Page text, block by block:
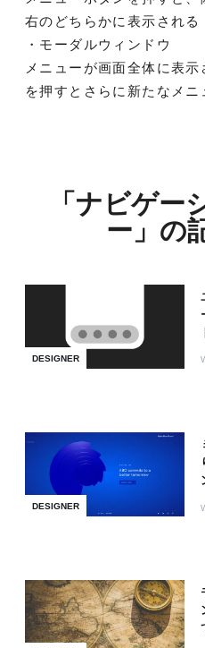
右のどちらかに表示される
・モーダルウィンドウ
メニューが画面全体に表
を押すとさらに新たなメ
「ナビゲー
ー」の
DESIGNER
DESIGNER